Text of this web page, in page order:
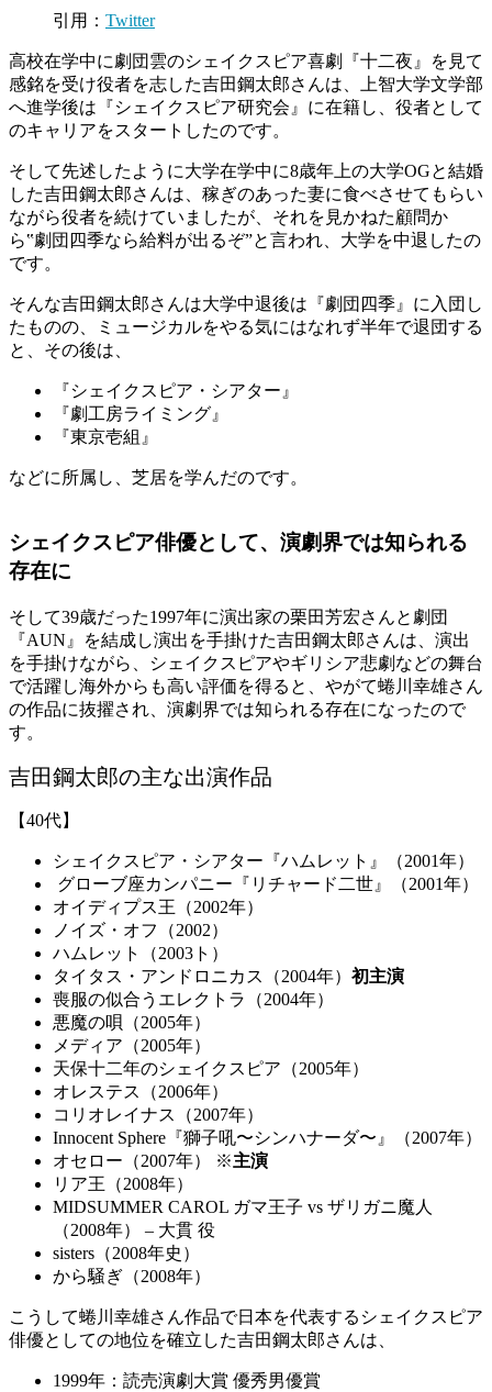
引用： Twitter
高校在学中に劇団雲のシェイクスピア喜劇『十二夜』を見て
感銘を受け役者を志した吉田鋼太郎さんは、上智大学文学部
へ進学後は『シェイクスピア研究会』に在籍し、役者として
のキャリアをスタートしたのです。
そして先述したように大学在学中に8歳年上の大学OGと結婚
した吉田鋼太郎さんは、稼ぎのあった妻に食べさせてもらい
ながら役者を続けていましたが、それを見かねた顧問か
ら‟劇団四季なら給料が出るぞ”と言われ、大学を中退したの
です。
そんな吉田鋼太郎さんは大学中退後は『劇団四季』に入団し
たものの、ミュージカルをやる気にはなれず半年で退団する
と、その後は、
『シェイクスピア・シアター』
『劇工房ライミング』
『東京壱組』
などに所属し、芝居を学んだのです。
シェイクスピア俳優として、演劇界では知られる
存在に
そして39歳だった1997年に演出家の栗田芳宏さんと劇団
『AUN』を結成し演出を手掛けた吉田鋼太郎さんは、演出
を手掛けながら、シェイクスピアやギリシア悲劇などの舞台
で活躍し海外からも高い評価を得ると、やがて蜷川幸雄さん
の作品に抜擢され、演劇界では知られる存在になったので
す。
吉田鋼太郎の主な出演作品
【40代】
シェイクスピア・シアター『ハムレット』（2001年）
グローブ座カンパニー『リチャード二世』（2001年）
オイディプス王（2002年）
ノイズ・オフ（2002）
ハムレット（2003ト）
タイタス・アンドロニカス（2004年） 初主演
喪服の似合うエレクトラ（2004年）
悪魔の唄（2005年）
メディア（2005年）
天保十二年のシェイクスピア（2005年）
オレステス（2006年）
コリオレイナス（2007年）
Innocent Sphere『獅子吼〜シンハナーダ〜』（2007年）
オセロー（2007年） ※主演
リア王（2008年）
MIDSUMMER CAROL ガマ王子 vs ザリガニ魔人
（2008年） – 大貫 役
sisters（2008年史）
から騒ぎ（2008年）
こうして蜷川幸雄さん作品で日本を代表するシェイクスピア
俳優としての地位を確立した吉田鋼太郎さんは、
1999年：読売演劇大賞 優秀男優賞